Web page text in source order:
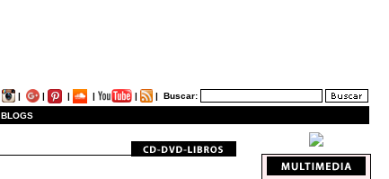
| | | | | | Buscar:
BLOGS